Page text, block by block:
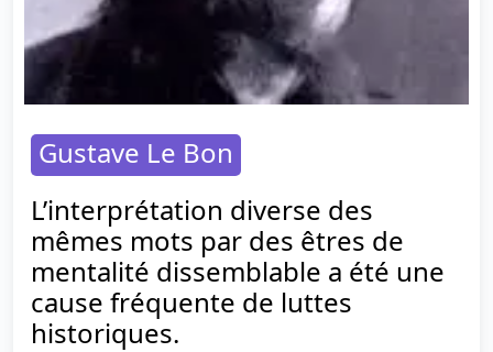
Gustave Le Bon
L’interprétation diverse des
mêmes mots par des êtres de
mentalité dissemblable a été une
cause fréquente de luttes
historiques.